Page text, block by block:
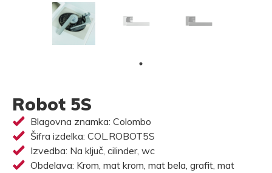
Robot 5S
Blagovna znamka: Colombo
Šifra izdelka: COL.ROBOT5S
Izvedba: Na ključ, cilinder, wc
Obdelava: Krom, mat krom, mat bela, grafit, mat